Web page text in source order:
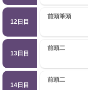
12日目
前頭筆頭
13日目
前頭二
14日目
前頭二